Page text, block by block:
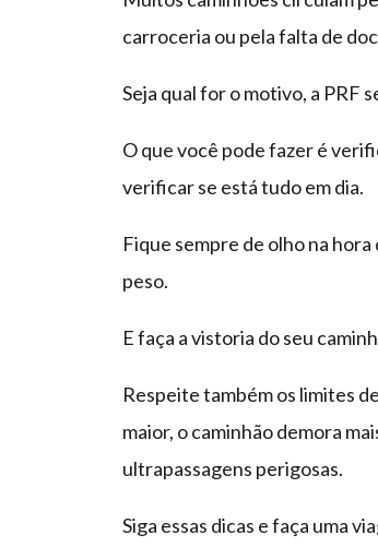
carroceria ou pela falta de
Seja qual for o motivo, a PRF
O que você pode fazer é
verificar se está tudo em dia.
Fique sempre de olho na
peso.
E faça a vistoria do seu
Respeite também os limites
maior, o caminhão demora
ultrapassagens perigosas.
Siga essas dicas e faça uma